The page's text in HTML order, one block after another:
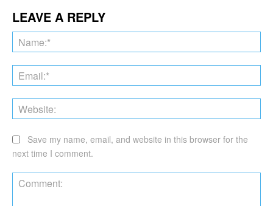
LEAVE A REPLY
Save my name, email, and website in this browser for the
next time I comment.